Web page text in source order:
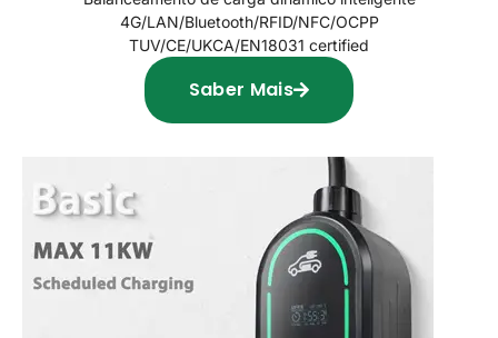
4G/LAN/Bluetooth/RFID/NFC/OCPP
TUV/CE/UKCA/EN18031 certified
Saber Mais